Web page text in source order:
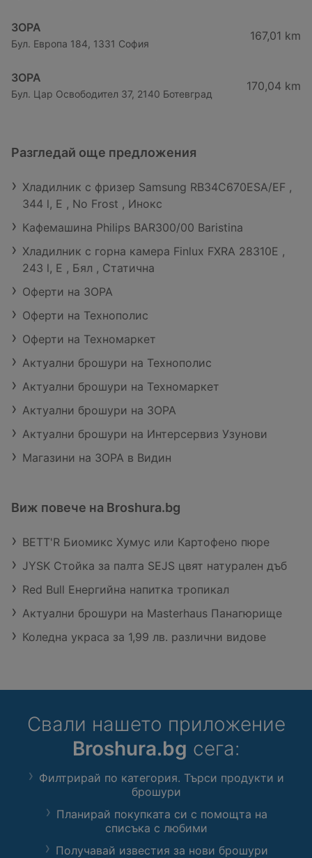
ЗОРА
Бул. Европа 184, 1331 София
167,01 km
ЗОРА
Бул. Цар Освободител 37, 2140 Ботевград
170,04 km
Разгледай още предложения
Хладилник с фризер Samsung RB34C670ESA/EF ,
344 l, E , No Frost , Инокс
Кафемашина Philips BAR300/00 Baristina
Хладилник с горна камера Finlux FXRA 28310E ,
243 l, E , Бял , Статична
Оферти на ЗОРА
Оферти на Технополис
Оферти на Техномаркет
Актуални брошури на Технополис
Актуални брошури на Техномаркет
Актуални брошури на ЗОРА
Актуални брошури на Интерсервиз Узунови
Магазини на ЗОРА в Видин
Виж повече на Broshura.bg
BETT'R Биомикс Хумус или Картофено пюре
JYSK Стойка за палта SEJS цвят натурален дъб
Red Bull Енергийна напитка тропикал
Актуални брошури на Masterhaus Панагюрище
Коледна украса за 1,99 лв. различни видове
Свали нашето приложение
Broshura.bg сега:
Филтрирай по категория. Търси продукти и
брошури
Планирай покупката си с помощта на
списъка с любими
Получавай известия за нови брошури